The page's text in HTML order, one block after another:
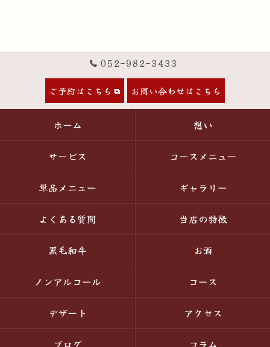
052-982-3433
ご予約はこちら お問い合わせはこちら
ホーム 想い
サービス コースメニュー
単品メニュー ギャラリー
よくある質問 当店の特徴
黒毛和牛 お酒
ノンアルコール コース
デザート アクセス
ブログ コラム